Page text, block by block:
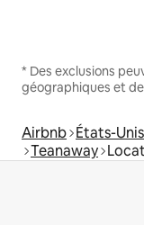
* Des exclusions
géographiques et
Airbnb États-Unis
Teanaway